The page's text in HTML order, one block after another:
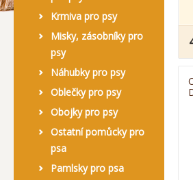
Krmiva pro psy
Misky, zásobníky pro
psy
Náhubky pro psy
Oblečky pro psy
Obojky pro psy
Ostatní pomůcky pro
psa
Pamlsky pro psa